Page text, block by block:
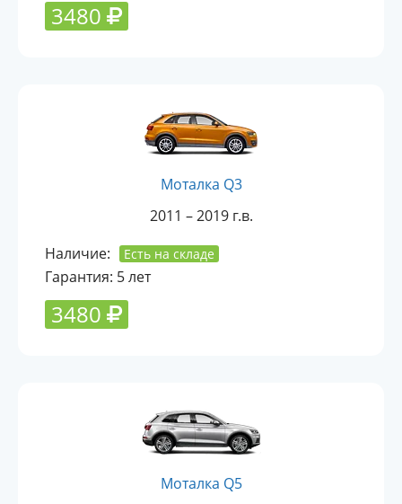
3480
Моталка Q3
2011 – 2019 г.в.
Наличие:
Есть на складе
Гарантия: 5 лет
3480
Моталка Q5